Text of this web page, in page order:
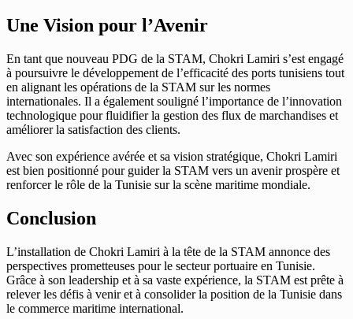
Une Vision pour l’Avenir
En tant que nouveau PDG de la STAM, Chokri Lamiri s’est engagé
à poursuivre le développement de l’efficacité des ports tunisiens tout
en alignant les opérations de la STAM sur les normes
internationales. Il a également souligné l’importance de l’innovation
technologique pour fluidifier la gestion des flux de marchandises et
améliorer la satisfaction des clients.
Avec son expérience avérée et sa vision stratégique, Chokri Lamiri
est bien positionné pour guider la STAM vers un avenir prospère et
renforcer le rôle de la Tunisie sur la scène maritime mondiale.
Conclusion
L’installation de Chokri Lamiri à la tête de la STAM annonce des
perspectives prometteuses pour le secteur portuaire en Tunisie.
Grâce à son leadership et à sa vaste expérience, la STAM est prête à
relever les défis à venir et à consolider la position de la Tunisie dans
le commerce maritime international.